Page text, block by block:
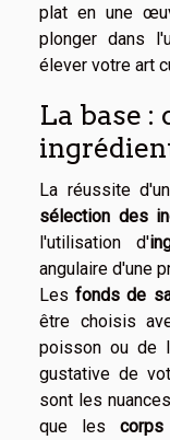
plat en une
plonger dans
élever votre art
La base :
La réussite
sélection des
l'utilisation d'
angulaire d'une
Lesfonds de
être choisis
poisson ou de
gustative de
sont les
que les